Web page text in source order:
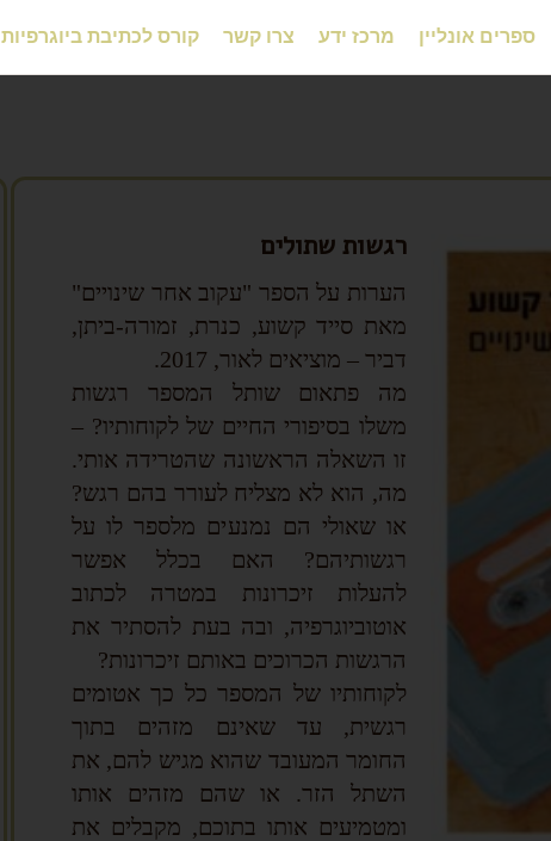
ספרים אונליין מרכז ידע צרו קשר קורס לכתיבת ביוגרפיות
רגשות שתולים
הערות על הספר "עקוב אחר שינויים"
מאת סייד קשוע, כנרת, זמורה-ביתן,
דביר – מוציאים לאור, 2017.
מה פתאום שותל המספר רגשות
משלו בסיפורי החיים של לקוחותיו? –
זו השאלה הראשונה שהטרידה אותי.
מה, הוא לא מצליח לעורר בהם רגש?
או שאולי הם נמנעים מלספר לו על
רגשותיהם? האם בכלל אפשר
להעלות זיכרונות במטרה לכתוב
אוטוביוגרפיה, ובה בעת להסתיר את
הרגשות הכרוכים באותם זיכרונות?
לקוחותיו של המספר כל כך אטומים
רגשית, עד שאינם מזהים בתוך
החומר המעובד שהוא מגיש להם, את
השתל הזר. או שהם מזהים אותו
ומטמיעים אותו בתוכם, מקבלים את